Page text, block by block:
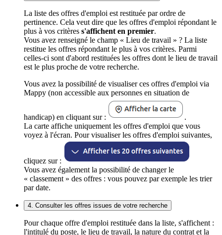
La liste des offres d'emploi est restituée par ordre de
pertinence. Cela veut dire que les offres d'emploi répondant le
plus à vos critères s'affichent en premier.
Vous avez renseigné le champ « Lieu de travail » ? La liste
restitue les offres répondant le plus à vos critères. Parmi
celles-ci sont d'abord restituées les offres dont le lieu de travail
est le plus proche de votre recherche.
Vous avez la possibilité de visualiser ces offres d'emploi via
Mappy (non accessible aux personnes en situation de
handicap) en cliquant sur :
.
La carte affiche uniquement les offres d'emploi que vous
voyez à l'écran. Pour visualiser les offres d'emploi suivantes,
cliquez sur :
Vous avez également la possibilité de changer le
« classement » des offres : vous pouvez par exemple les trier
par date.
4. Consulter les offres issues de votre recherche
Pour chaque offre d'emploi restituée dans la liste, s'affichent :
l'intitulé du poste, le lieu de travail, la nature du contrat et la